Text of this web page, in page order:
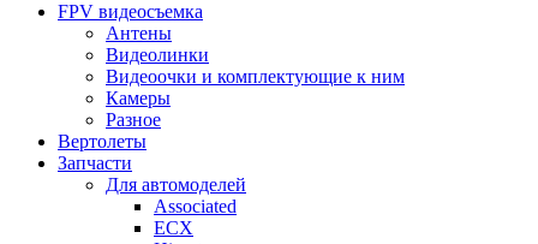
FPV видеосъемка
Антены
Видеолинки
Видеоочки и комплектующие к ним
Камеры
Разное
Вертолеты
Запчасти
Для автомоделей
Associated
ECX